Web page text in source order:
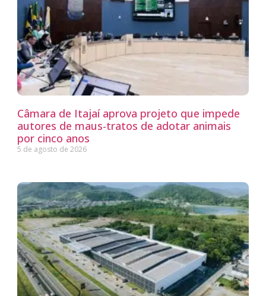
Câmara de Itajaí aprova projeto que impede
autores de maus-tratos de adotar animais
por cinco anos
5 de agosto de 2026